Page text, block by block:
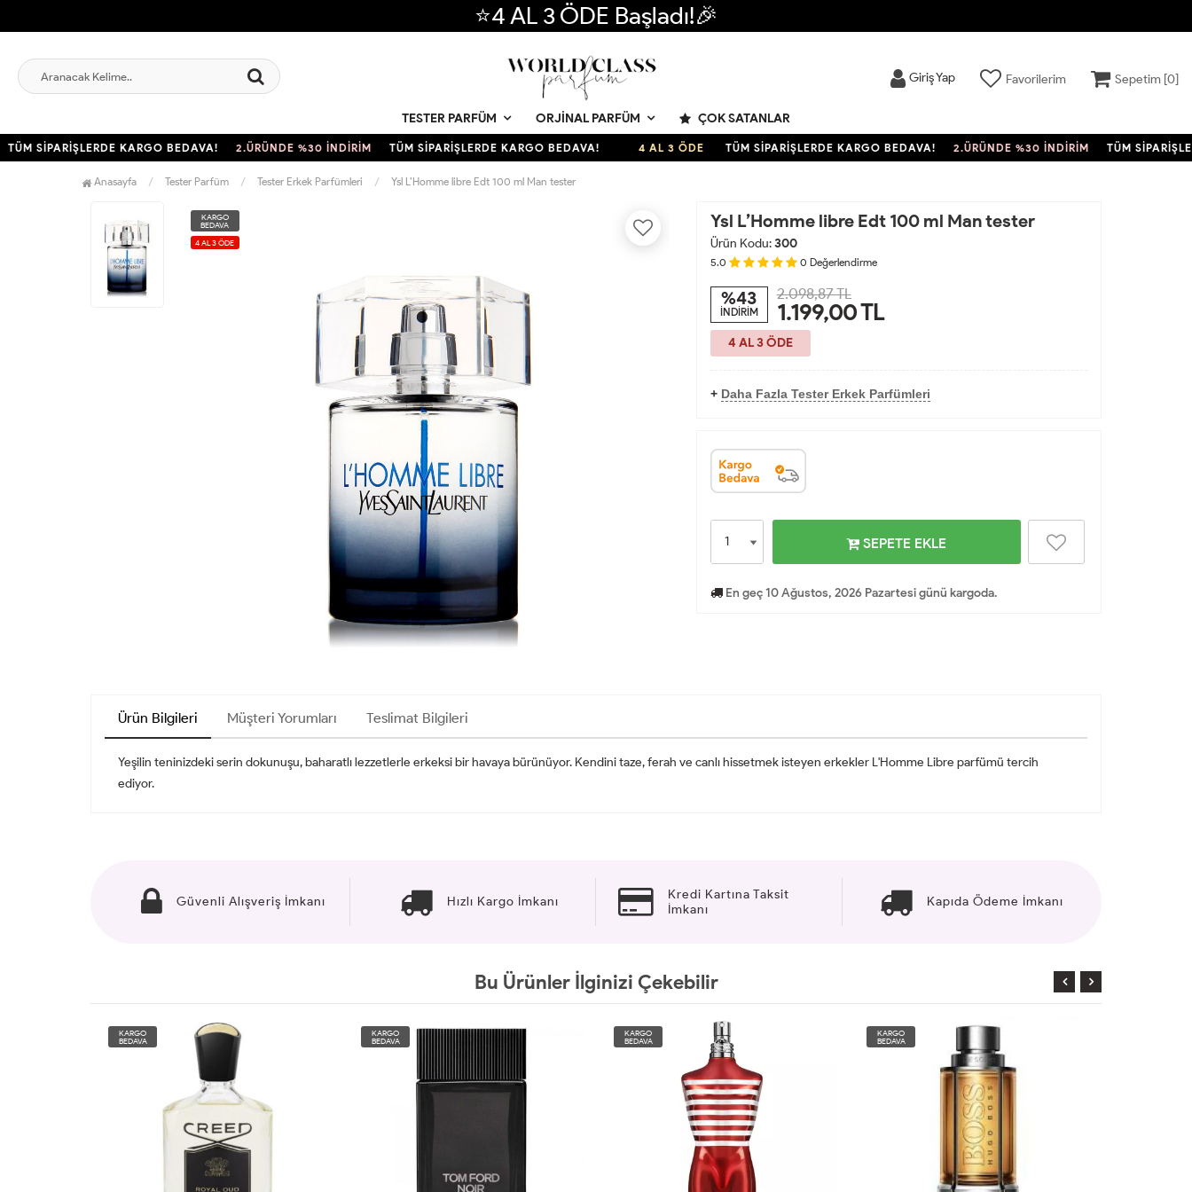
⭐4 AL 3 ÖDE Başladı!🎉
Giriş Yap Favorilerim Sepetim [0]
TESTER PARFÜM ORJINAL PARFÜM ÇOK SATANLAR
SİPARİŞLERDE KARGO BEDAVA! 2.ÜRÜNDE %30 İNDİRİM TÜM SİPARİŞLERDE KARGO BEDAVA! 4 AL 3 ÖDE TÜM SİPARİŞLERDE KARGO BEDAVA! 2.ÜRÜNDE %30 İNDİRİM TÜM
Anasayfa Tester Parfüm Tester Erkek Parfümleri Ysl L’Homme libre Edt 100 ml Man tester
KARGO
BEDAVA
4 AL 3 ÖDE
Ysl L’Homme libre Edt 100 ml Man tester
Ürün Kodu:300
5.0 0 Değerlendirme
%43
İNDİRİM
2.098,87 TL
1.199,00TL
4 AL 3 ÖDE
+ Daha Fazla Tester Erkek Parfümleri
SEPETE EKLE
En geç 10 Ağustos, 2026 Pazartesi günü kargoda.
Ürün Bilgileri Müşteri Yorumları Teslimat Bilgileri
Yeşilin teninizdeki serin dokunuşu, baharatlı lezzetlerle erkeksi bir havaya bürünüyor. Kendini taze, ferah ve canlı hissetmek isteyen erkekler L'Homme Libre parfümü tercih
ediyor.
Güvenli Alışveriş İmkanı Hızlı Kargo İmkanı
Kredi Kartına Taksit
İmkanı
Kapıda Ödeme İmkanı
Bu Ürünler İlginizi Çekebilir
KARGO
BEDAVA
KARGO
BEDAVA
KARGO
BEDAVA
KARGO
BEDAVA